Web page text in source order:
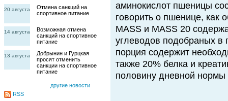
20 августа
Отмена санкций на
спортивное питание
14 августа
Возможная отмена
санкций на спортивное
питание
13 августа
Добрынин и Гурцкая
просят отменить
санкции на спортивное
питание
другие новости
RSS
аминокислот пшеницы
говорить о пшенице, как
MASS и MASS 20
углеводов подобраных в
порция содержит
также 20% белка и
половину дневной